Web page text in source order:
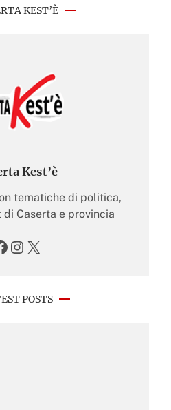
KEST’È
Kest’è
tematiche di politica,
Caserta e provincia
Instagram X
POSTS